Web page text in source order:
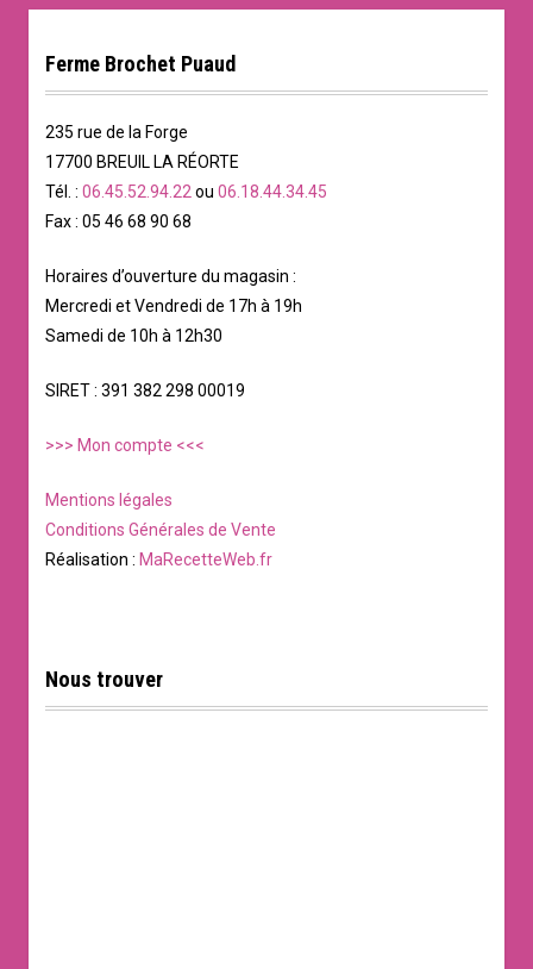
Ferme Brochet Puaud
235 rue de la Forge
17700 BREUIL LA RÉORTE
Tél. : 06.45.52.94.22 ou 06.18.44.34.45
Fax : 05 46 68 90 68
Horaires d’ouverture du magasin :
Mercredi et Vendredi de 17h à 19h
Samedi de 10h à 12h30
SIRET : 391 382 298 00019
>>> Mon compte <<<
Mentions légales
Conditions Générales de Vente
Réalisation : MaRecetteWeb.fr
Nous trouver